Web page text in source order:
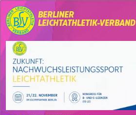
BERLINER
LEICHTATHLETIK-VERBAND